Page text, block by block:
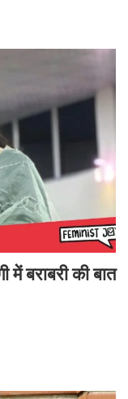
में बराबरी की बात